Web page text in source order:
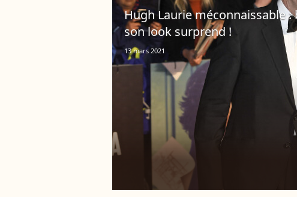
Hugh Laurie méconnaissable :
son look surprend !
13 mars 2021